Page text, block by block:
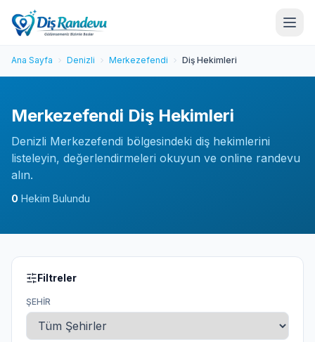
Ana Sayfa Denizli Merkezefendi Diş Hekimleri
Merkezefendi Diş Hekimleri
Denizli Merkezefendi bölgesindeki diş hekimlerini
listeleyin, değerlendirmeleri okuyun ve online randevu
alın.
0 Hekim Bulundu
Filtreler
ŞEHIR